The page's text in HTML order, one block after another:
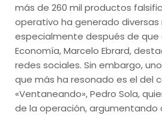
más de 260 mil productos
operativo ha generado diversas
especialmente después de que
Economía, Marcelo Ebrard,
redes sociales. Sin embargo,
que más ha resonado es el del
«Ventaneando», Pedro Sola,
de la operación, argumentando